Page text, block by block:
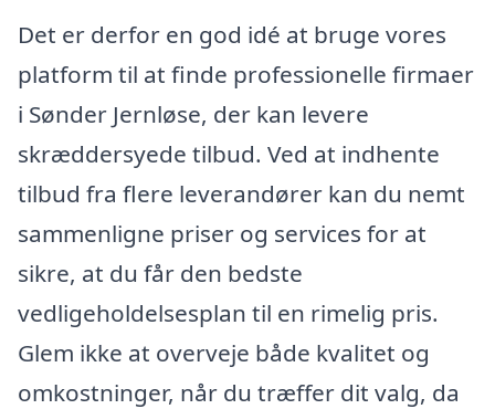
Det er derfor en god idé at bruge vores
platform til at finde professionelle firmaer
i Sønder Jernløse, der kan levere
skræddersyede tilbud. Ved at indhente
tilbud fra flere leverandører kan du nemt
sammenligne priser og services for at
sikre, at du får den bedste
vedligeholdelsesplan til en rimelig pris.
Glem ikke at overveje både kvalitet og
omkostninger, når du træffer dit valg, da